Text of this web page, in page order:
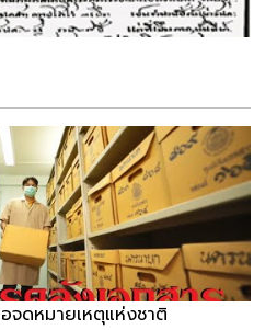
จดหมายเหตุแห่งชาติ